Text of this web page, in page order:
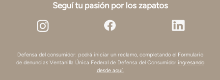
Seguí tu pasión por los zapatos
Defensa del consumidor: podrá iniciar un reclamo, completando el Formulario
de denuncias Ventanilla Única Federal de Defensa del Consumidor ingresando
desde aquí.